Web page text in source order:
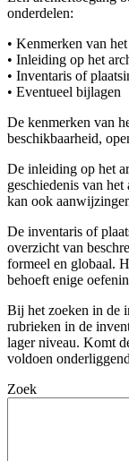
onderdelen:
• Kenmerken van
• Inleiding op het
• Inventaris of
• Eventueel bijlagen
De kenmerken van
beschikbaarheid,
De inleiding op het
geschiedenis van
kan ook
De inventaris of
overzicht van
formeel en globaal.
behoeft enige
Bij het zoeken in de
rubrieken in de
lager niveau. Komt
voldoen
Zoek